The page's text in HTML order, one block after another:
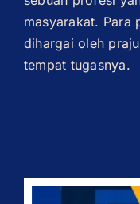
masyarakat. Para
dihargai oleh
tempat tugasnya.